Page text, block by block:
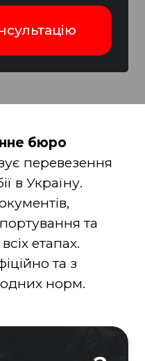
бюро
перевезення
в Україну.
та
етапах.
та з
норм.